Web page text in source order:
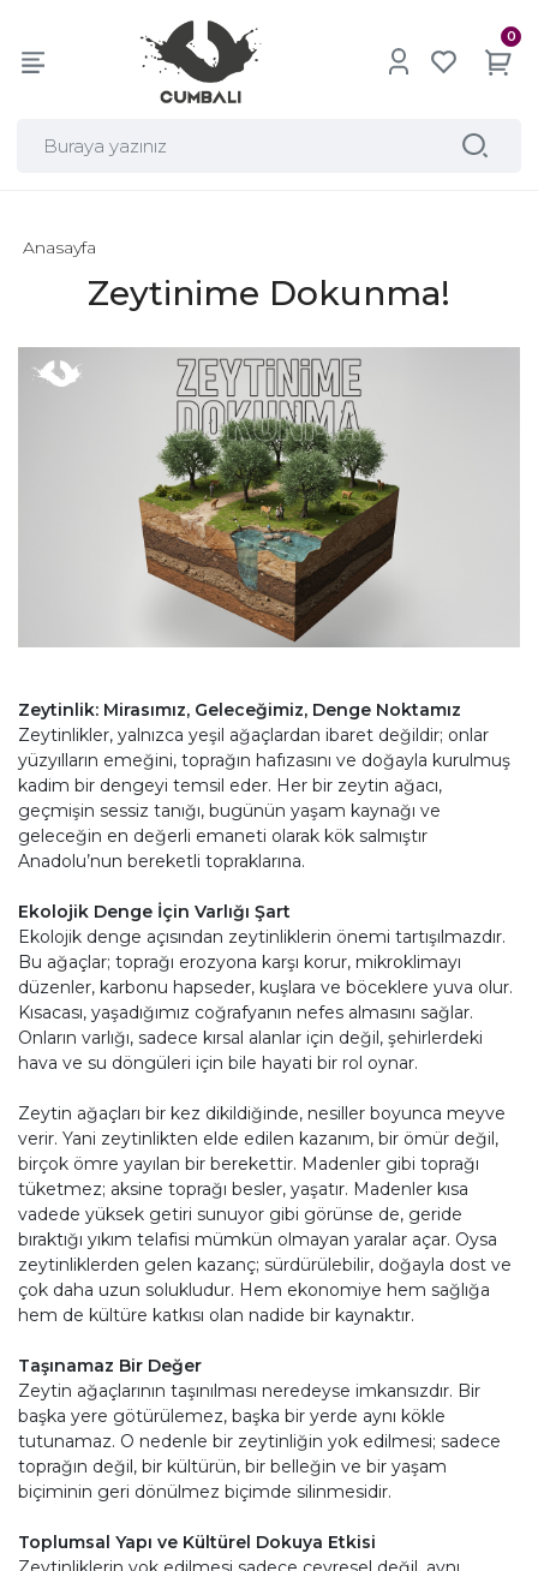
0
Zeytinime Dokunma!
Anasayfa
Zeytinlik: Mirasımız, Geleceğimiz, Denge Noktamız
Zeytinlikler, yalnızca yeşil ağaçlardan ibaret değildir; onlar
yüzyılların emeğini, toprağın hafızasını ve doğayla kurulmuş
kadim bir dengeyi temsil eder. Her bir zeytin ağacı,
geçmişin sessiz tanığı, bugünün yaşam kaynağı ve
geleceğin en değerli emaneti olarak kök salmıştır
Anadolu’nun bereketli topraklarına.
Ekolojik Denge İçin Varlığı Şart
Ekolojik denge açısından zeytinliklerin önemi tartışılmazdır.
Bu ağaçlar; toprağı erozyona karşı korur, mikroklimayı
düzenler, karbonu hapseder, kuşlara ve böceklere yuva olur.
Kısacası, yaşadığımız coğrafyanın nefes almasını sağlar.
Onların varlığı, sadece kırsal alanlar için değil, şehirlerdeki
hava ve su döngüleri için bile hayati bir rol oynar.
Zeytin ağaçları bir kez dikildiğinde, nesiller boyunca meyve
verir. Yani zeytinlikten elde edilen kazanım, bir ömür değil,
birçok ömre yayılan bir berekettir. Madenler gibi toprağı
tüketmez; aksine toprağı besler, yaşatır. Madenler kısa
vadede yüksek getiri sunuyor gibi görünse de, geride
bıraktığı yıkım telafisi mümkün olmayan yaralar açar. Oysa
zeytinliklerden gelen kazanç; sürdürülebilir, doğayla dost ve
çok daha uzun solukludur. Hem ekonomiye hem sağlığa
hem de kültüre katkısı olan nadide bir kaynaktır.
Taşınamaz Bir Değer
Zeytin ağaçlarının taşınılması neredeyse imkansızdır. Bir
başka yere götürülemez, başka bir yerde aynı kökle
tutunamaz. O nedenle bir zeytinliğin yok edilmesi; sadece
toprağın değil, bir kültürün, bir belleğin ve bir yaşam
biçiminin geri dönülmez biçimde silinmesidir.
Toplumsal Yapı ve Kültürel Dokuya Etkisi